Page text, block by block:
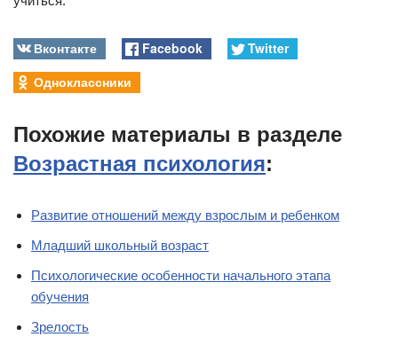
Вконтакте Facebook
Twitter
Одноклассники
Похожие материалы в разделе
Возрастная психология:
Развитие отношений между взрослым и ребенком
Младший школьный возраст
Психологические особенности начального этапа
обучения
Зрелость